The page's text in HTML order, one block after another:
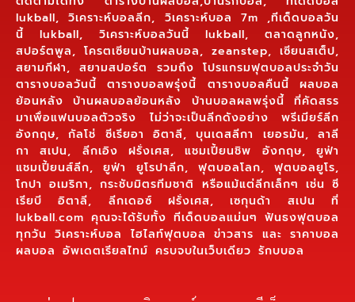
lukball, วิเคราะห์บอลลีก, วิเคราะห์บอล 7m ,ทีเด็ดบอลวัน
นี้ lukball, วิเคราะห์บอลวันนี้ lukball, ตลาดลูกหนัง,
สปอร์ตพูล, โครตเซียนบ้านผลบอล, zeanstep, เซียนสเต็ป,
สยามกีฬา, สยามสปอร์ต รวมถึง โปรแกรมฟุตบอลประจำวัน
ตารางบอลวันนี้ ตารางบอลพรุ่งนี้ ตารางบอลคืนนี้ ผลบอล
ย้อนหลัง บ้านผลบอลย้อนหลัง บ้านบอลผลพรุ่งนี้ ที่คัดสรร
มาเพื่อแฟนบอลตัวจริง ไม่ว่าจะเป็นลีกดังอย่าง พรีเมียร์ลีก
อังกฤษ, กัลโช่ ซีเรียอา อิตาลี, บุนเดสลีกา เยอรมัน, ลาลี
กา สเปน, ลีกเอิง ฝรั่งเศส, แชมเปี้ยนชิพ อังกฤษ, ยูฟ่า
แชมเปี้ยนส์ลีก, ยูฟ่า ยูโรปาลีก, ฟุตบอลโลก, ฟุตบอลยูโร,
โกปา อเมริกา, กระชับมิตรทีมชาติ หรือแม้แต่ลีกเล็กๆ เช่น ซี
เรียบี อิตาลี, ลีกเดอซ์ ฝรั่งเศส, เซกุนด้า สเปน ที่
lukball.com คุณจะได้รับทั้ง ทีเด็ดบอลแม่นๆ ฟันธงฟุตบอล
ทุกวัน วิเคราะห์บอล ไฮไลท์ฟุตบอล ข่าวสาร และ ราคาบอล
ผลบอล อัพเดตเรียลไทม์ ครบจบในเว็บเดียว รักบบอล